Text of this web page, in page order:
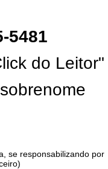
5481
do Leitor"
se responsabilizando por